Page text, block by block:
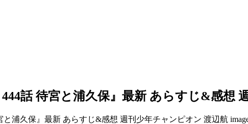
話 待宮と浦久保』最新 あらすじ&感想